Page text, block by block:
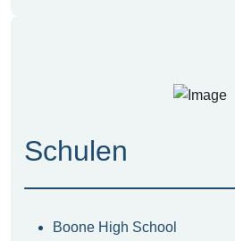
Schulen
Boone High School